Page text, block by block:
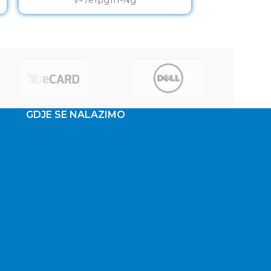
GDJE SE NALAZIMO